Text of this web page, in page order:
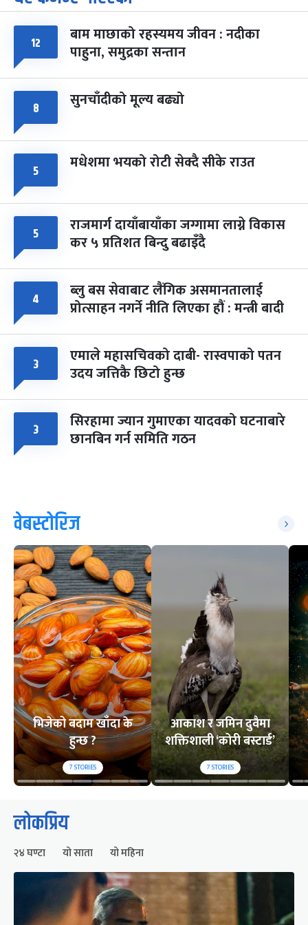
आइत चैत्र ७, २०८३-Mar 21, 2027
८
सोम
फागुपूर्णिमा
चैत्र ८, २०८३-Mar 22, 2027
७ महिना बाँकी
१२ बाम माछाको रहस्यमय जीवन : नदीका
पाहुना, समुद्रका सन्तान
८ सुनचाँदीको मूल्य बढ्यो
५ मधेशमा भयको रोटी सेक्दै सीके राउत
५ राजमार्ग दायाँबायाँका जग्गामा लाग्ने विकास
कर ५ प्रतिशत बिन्दु बढाइँदै
४ ब्लु बस सेवाबाट लैंगिक असमानतालाई
प्रोत्साहन नगर्ने नीति लिएका हौं : मन्त्री बादी
३ एमाले महासचिवको दाबी- रास्वपाको पतन
उदय जत्तिकै छिटो हुन्छ
३ सिरहामा ज्यान गुमाएका यादवको घटनाबारे
छानबिन गर्न समिति गठन
वेबस्टोरिज
भिजेको बदाम खाँदा के
हुन्छ ?
7STORIES
आकाश र जमिन दुवैमा
शक्तिशाली ‘कोरी बस्टार्ड’
7STORIES
लोकप्रिय
२४ घण्टा यो साता यो महिना